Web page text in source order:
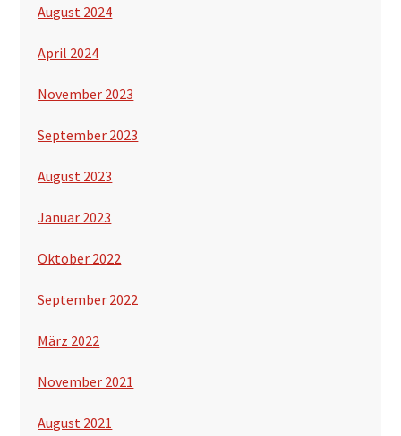
August 2024
April 2024
November 2023
September 2023
August 2023
Januar 2023
Oktober 2022
September 2022
März 2022
November 2021
August 2021